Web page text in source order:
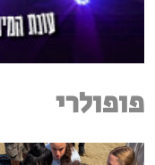
פופולרי